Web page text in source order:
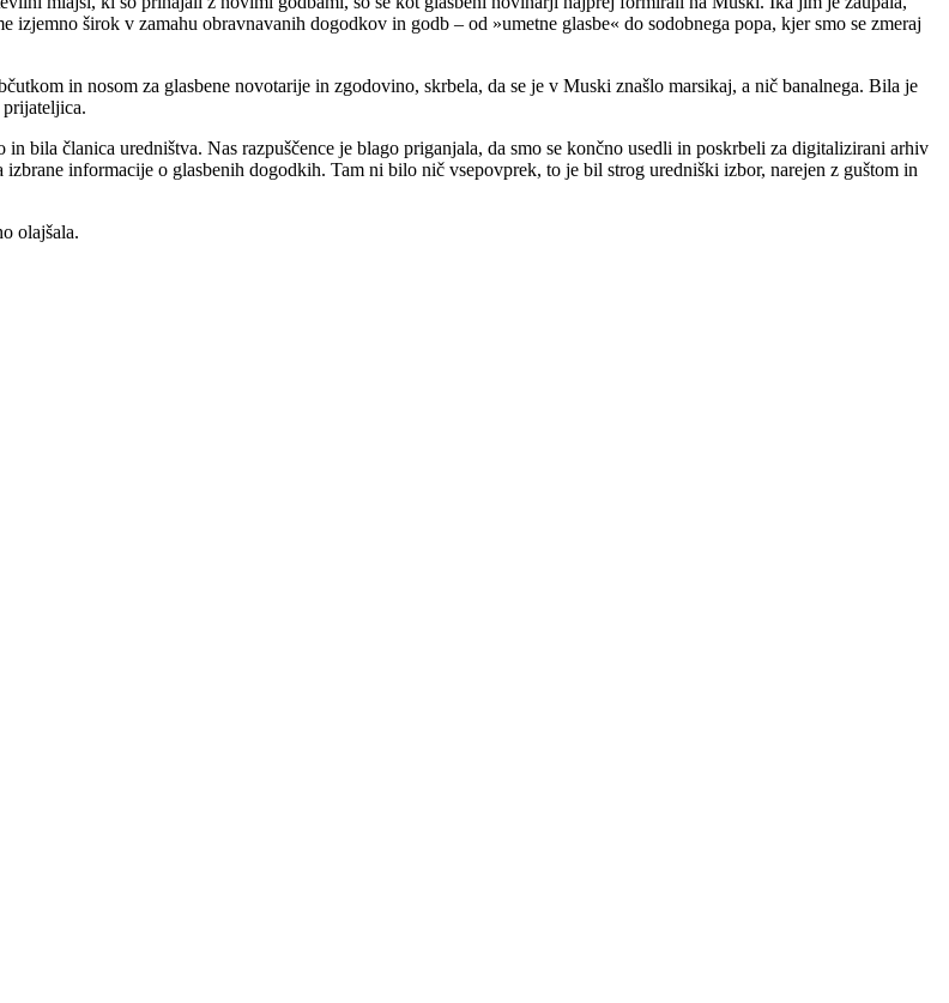
širok v zamahu obravnavanih dogodkov in godb – od »umetne glasbe« do sodobnega popa, kjer smo se zmeraj
in nosom za glasbene novotarije in zgodovino, skrbela, da se je v Muski znašlo marsikaj, a nič banalnega. Bila je
bila članica uredništva. Nas razpuščence je blago priganjala, da smo se končno usedli in poskrbeli za digitalizirani arhiv
informacije o glasbenih dogodkih. Tam ni bilo nič vsepovprek, to je bil strog uredniški izbor, narejen z guštom in
olajšala.